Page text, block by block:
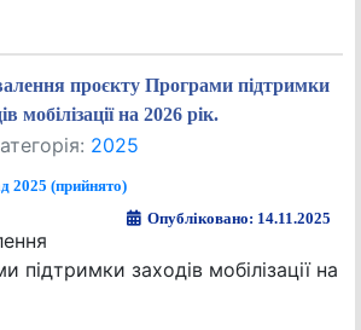
проєкту Програми підтримки
мобілізації на 2026 рік.
2025
2025 (прийнято)
Опубліковано: 14.11.2025
підтримки заходів мобілізації на